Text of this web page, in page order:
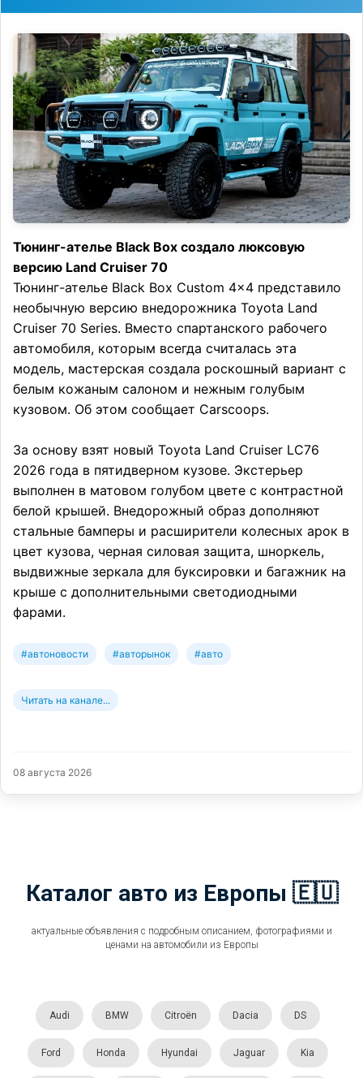
Тюнинг-ателье Black Box создало люксовую
версию Land Cruiser 70
Тюнинг-ателье Black Box Custom 4×4 представило
необычную версию внедорожника Toyota Land
Cruiser 70 Series. Вместо спартанского рабочего
автомобиля, которым всегда считалась эта
модель, мастерская создала роскошный вариант с
белым кожаным салоном и нежным голубым
кузовом. Об этом сообщает Carscoops.
За основу взят новый Toyota Land Cruiser LC76
2026 года в пятидверном кузове. Экстерьер
выполнен в матовом голубом цвете с контрастной
белой крышей. Внедорожный образ дополняют
стальные бамперы и расширители колесных арок в
цвет кузова, черная силовая защита, шноркель,
выдвижные зеркала для буксировки и багажник на
крыше с дополнительными светодиодными
фарами.
#автоновости #авторынок #авто
Читать на канале...
08 августа 2026
Каталог авто из Европы 🇪🇺
актуальные объявления с подробным описанием, фотографиями и
ценами на автомобили из Европы
Audi BMW Citroën Dacia DS
Ford Honda Hyundai Jaguar Kia